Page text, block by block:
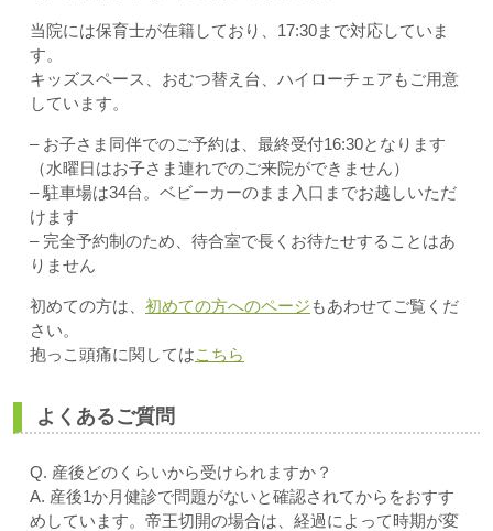
当院には保育士が在籍しており、17:30まで対応していま
す。
キッズスペース、おむつ替え台、ハイローチェアもご用意
しています。
– お子さま同伴でのご予約は、最終受付16:30となります
（水曜日はお子さま連れでのご来院ができません）
– 駐車場は34台。ベビーカーのまま入口までお越しいただ
けます
– 完全予約制のため、待合室で長くお待たせすることはあ
りません
初めての方は、 初めての方へのページ もあわせてご覧くだ
さい。
抱っこ頭痛に関してはこちら
よくあるご質問
Q. 産後どのくらいから受けられますか？
A. 産後1か月健診で問題がないと確認されてからをおすす
めしています。帝王切開の場合は、経過によって時期が変